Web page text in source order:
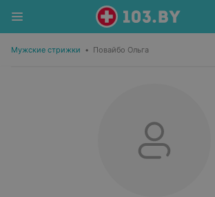
Мужские стрижки • Повайбо Ольга